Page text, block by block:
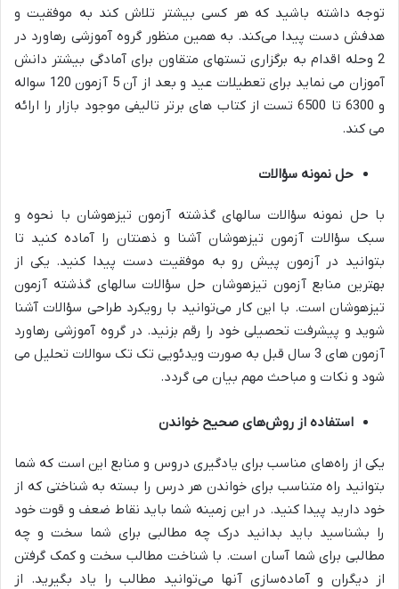
توجه داشته باشید که هر کسی بیشتر تلاش کند به موفقیت و
هدفش دست پیدا می‌کند. به همین منظور گروه آموزشی رهاورد در
2 وحله اقدام به برگزاری تستهای متقاون برای آمادگی بیشتر دانش
آموزان می نماید برای تعطیلات عید و بعد از آن 5 آزمون 120 سواله
و 6300 تا 6500 تست از کتاب های برتر تالیفی موجود بازار را ارائه
می کند.
حل نمونه سؤالات
با حل نمونه سؤالات سالهای گذشته آزمون تیزهوشان با نحوه و
سبک سؤالات آزمون تیزهوشان آشنا و ذهنتان را آماده کنید تا
بتوانید در آزمون پیش رو به موفقیت دست پیدا کنید. یکی از
بهترین منابع آزمون تیزهوشان حل سؤالات سالهای گذشته آزمون
تیزهوشان است. با این کار می‌توانید با رویکرد طراحی سؤالات آشنا
شوید و پیشرفت تحصیلی خود را رقم بزنید. در گروه آموزشی رهاورد
آزمون های 3 سال قبل به صورت ویدئویی تک تک سوالات تحلیل می
شود و نکات و مباحث مهم بیان می گردد.
استفاده از روش‌های صحیح خواندن
یکی از راه‌های مناسب برای یادگیری دروس و منابع این است که شما
بتوانید راه متناسب برای خواندن هر درس را بسته به شناختی که از
خود دارید پیدا کنید. در این زمینه شما باید نقاط ضعف و قوت خود
را بشناسید باید بدانید درک چه مطالبی برای شما سخت و چه
مطالبی برای شما آسان است. با شناخت مطالب سخت و کمک گرفتن
از دیگران و آماده‌سازی آنها می‌توانید مطالب را یاد بگیرید. از